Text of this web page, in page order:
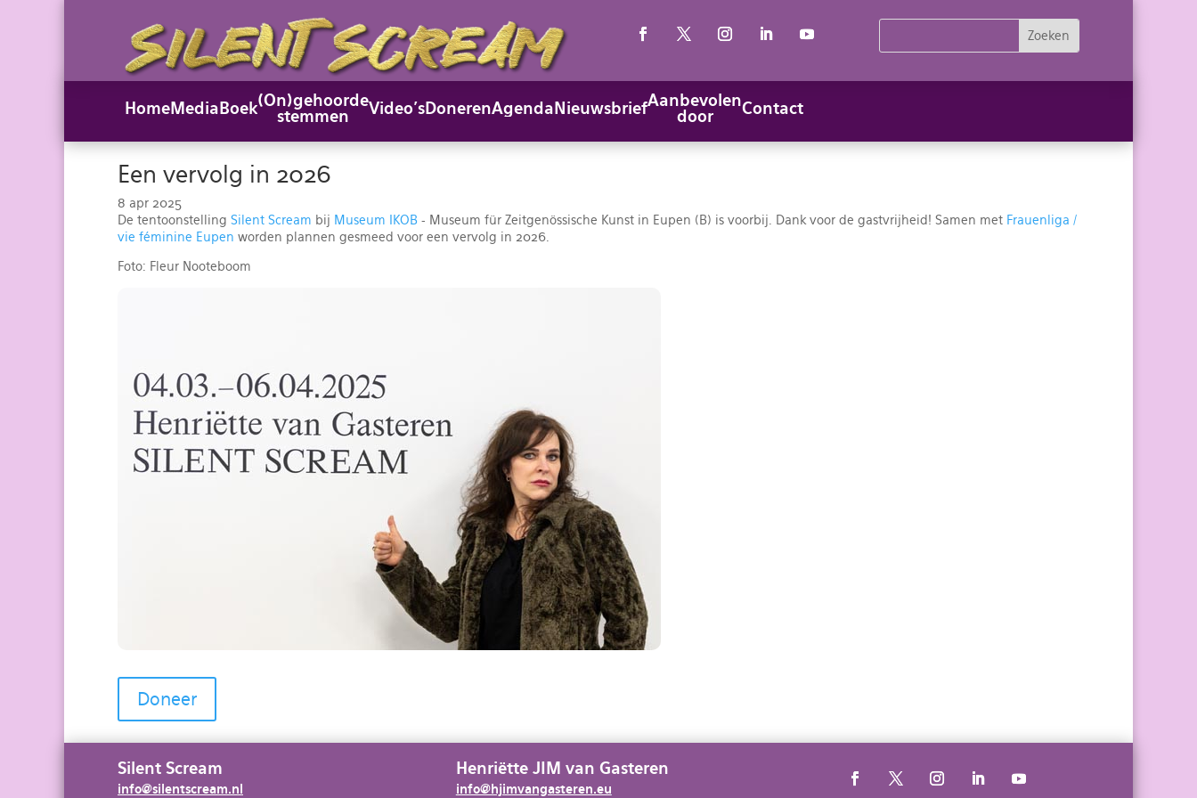
HomeMedia Boek(On)gehoorde
stemmen
Video’sDonerenAgenda NieuwsbriefAanbevolen
door
Contact
Een vervolg in 2026
8 apr 2025
De tentoonstelling Silent Scream bij Museum IKOB - Museum für Zeitgenössische Kunst in Eupen (B) is voorbij. Dank voor de gastvrijheid! Samen met Frauenliga /
vie féminine Eupen worden plannen gesmeed voor een vervolg in 2026.
Foto: Fleur Nooteboom
Doneer
Silent Scream
info@silentscream.nl
Henriëtte JIM van Gasteren
info@hjimvangasteren.eu